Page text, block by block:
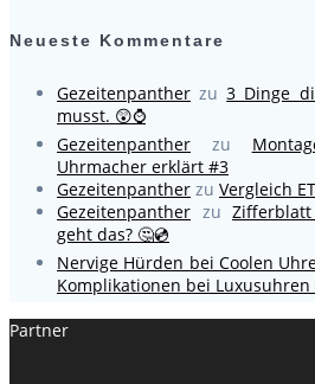
Neueste Kommentare
Gezeitenpanther zu3 Dinge
musst. 😲⌚
Gezeitenpanther zu
Uhrmacher erklärt #3
Gezeitenpanther zu Vergleich
Gezeitenpanther zu
geht das? 🤔💿
Nervige Hürden bei Coolen
Komplikationen bei Luxusuhren
Partner